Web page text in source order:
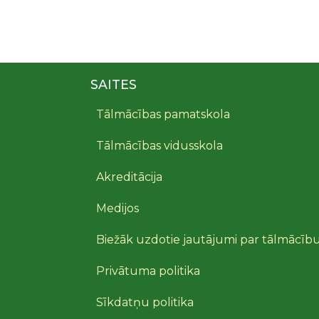
SAITES
Tālmācības pamatskola
Tālmācības vidusskola
Akreditācija
Medijos
Biežāk uzdotie jautājumi par
Privātuma politika
Sīkdatņu politika